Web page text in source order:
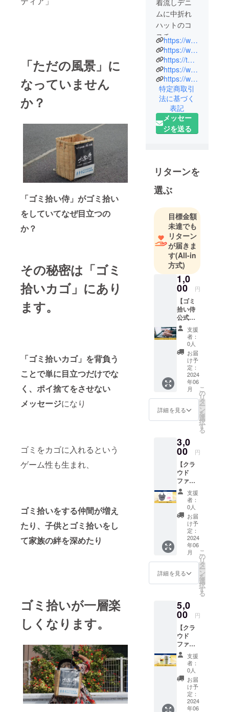
「ただの風景」に
なっていません
か？
「ゴミ拾い侍」がゴミ拾い
をしていてなぜ目立つの
か？
その秘密は「ゴミ
拾いカゴ」にあり
ます。
「ゴミ拾いカゴ」を背負う
ことで単に目立つだけでな
く、ポイ捨てをさせない
メッセージになり
ゴミをカゴに入れるという
ゲーム性も生まれ、
ゴミ拾いをする仲間が増え
たり、子供とゴミ拾いをし
て家族の絆を深めたり
ゴミ拾いが一層楽
しくなります。
着流しデニ
ムに中折れ
ハットのコ
スチューム
を身にまと
い、火ばさ
み、ほうき
を帯刀し、
火ばさみを2
つ使った二
刀流で路上
のゴミ拾い
う。
現在は毎週
水曜日と日
曜日の週に
２回、池袋
を中心に活
動してお
り、3R (リサ
イクル・リ
ユース・リ
デュース)を
推進する環
境省Re-style
サポーター
に就任。
て）と呼ば
れる本格的
なチャンバ
ラアクショ
ンに、歌と
込んだパ
フォーマン
スで人々を
魅了し、時
には東京の
街中のみな
らず各地
方・イベン
トでも披露
していま
す。
https://www.gomihiroi-samurai.com/
https://www.tiktok.com/@gomihiroisamurai/
https://twitter.com/jidaigumi_tokyo?s=21
https://www.instagram.com/p/Btx3e2hAxwa/
https://www.youtube.com/channel/UC6tDdB-pldxRnuGGg5vY8iA
特定商取引
法に基づく
表記
メッセー
ジを送る
リターンを
選ぶ
目標金額
未達でも
リターン
が届きま
す(All-in
方式)
1,0
00 円
【ゴミ
拾い侍
公式
ホーム
ページ
にあな
たのお
名前と
一言
メッ
セージ
を掲
載】 ゴ
ミ拾い
侍公式
に私た
ちの仲
間とし
て、お
名前を
掲載さ
せてい
ただき
ます。
掲載期
間2024
年6月1
日から
2025年
6月1日
まで。
１）掲
のみ）
★支援
ず備考
欄に掲
載を希
望され
るお名
前をご
記入く
ださ
い。
２）
支援
者：
0人
お届
け予
定：
2024
年06
月
詳細を見る
こ
の
リ
タ
ー
ン
を
選
択
す
る
3,0
00 円
【クラ
ウド
ファン
ディン
グ限定
ゴミ拾
い侍エ
コバッ
ク】
「ゴミ
拾い
侍」オ
リジナ
ルのエ
コバッ
材：再
生コッ
トン 容
量：18L
※送料込
みのお
値段で
す。
支援
者：
0人
お届
け予
定：
2024
年06
月
詳細を見る
こ
の
リ
タ
ー
ン
を
選
択
す
る
5,0
00 円
【クラ
ウド
ファン
ディン
グ限定
ゴミ拾
い侍タ
ンブ
ラー】
「ゴミ
拾い
支援
者：
0人
お届
け予
定：
2024
年06